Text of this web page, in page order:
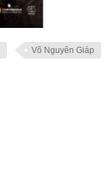
Võ Nguyên Giáp